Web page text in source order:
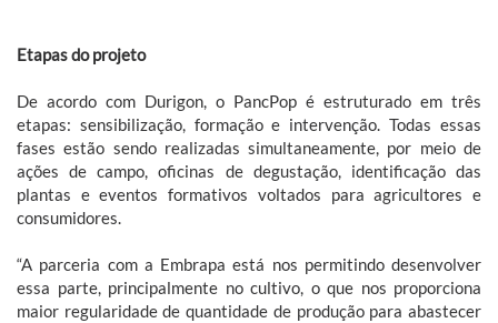
Etapas do projeto
De acordo com Durigon, o PancPop é estruturado em três
etapas: sensibilização, formação e intervenção. Todas essas
fases estão sendo realizadas simultaneamente, por meio de
ações de campo, oficinas de degustação, identificação das
plantas e eventos formativos voltados para agricultores e
consumidores.
“A parceria com a Embrapa está nos permitindo desenvolver
essa parte, principalmente no cultivo, o que nos proporciona
maior regularidade de quantidade de produção para abastecer